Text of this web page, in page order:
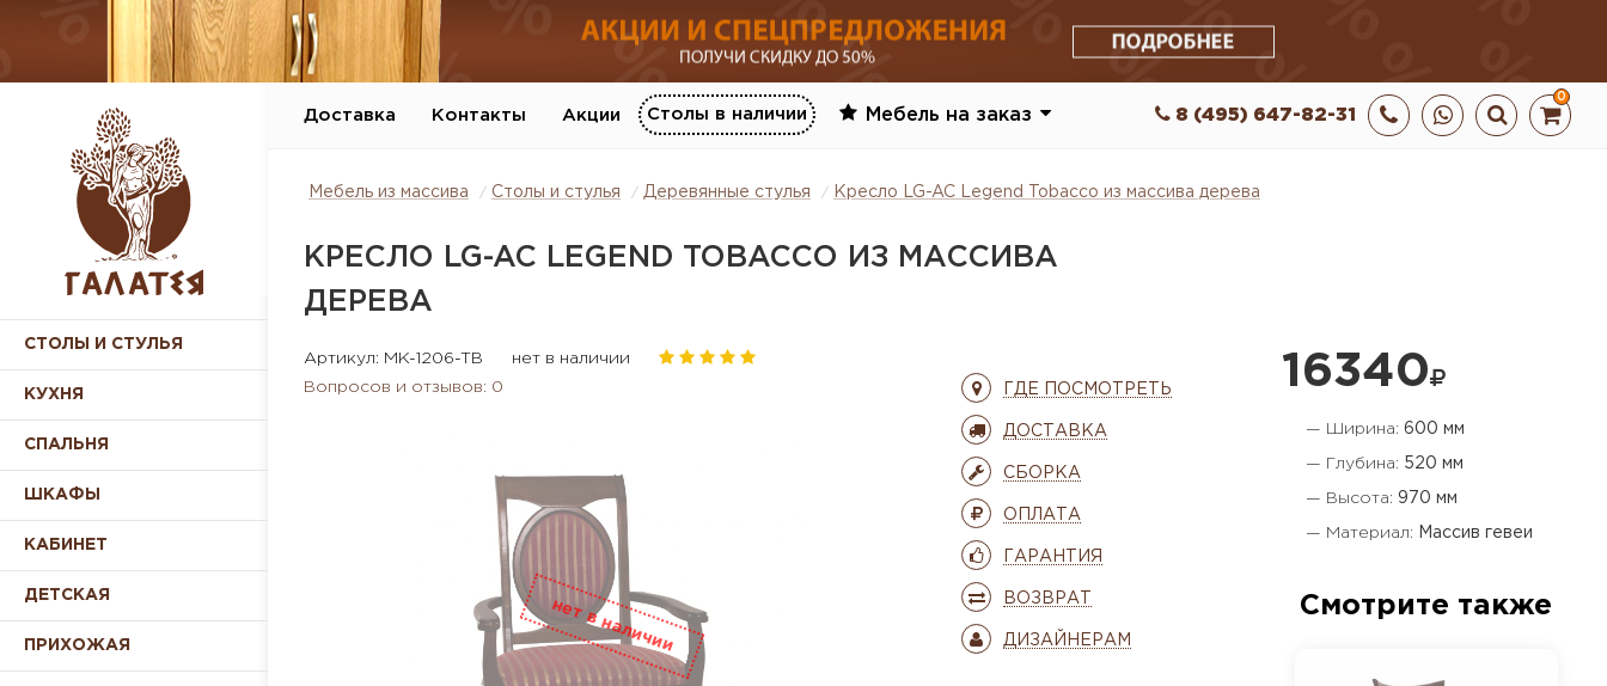
0
8 (495) 647-82-31
Доставка Контакты Акции Столы в наличии Мебель на заказ
СТОЛЫ И СТУЛЬЯ
КУХНЯ
СПАЛЬНЯ
ШКАФЫ
КАБИНЕТ
ДЕТСКАЯ
ПРИХОЖАЯ
Мебель из массива Столы и стулья Деревянные стулья Кресло LG-AC Legend Tobacco из массива дерева
КРЕСЛО LG-AC LEGEND TOBACCO ИЗ МАССИВА
ДЕРЕВА
Артикул: MK-1206-TB
нет в наличии
Вопросов и отзывов: 0
16340
— Ширина: 600 мм
— Глубина: 520 мм
— Высота: 970 мм
— Материал: Массив гевеи
ГДЕ ПОСМОТРЕТЬ
ДОСТАВКА
СБОРКА
ОПЛАТА
ГАРАНТИЯ
ВОЗВРАТ
ДИЗАЙНЕРАМ
Смотрите также